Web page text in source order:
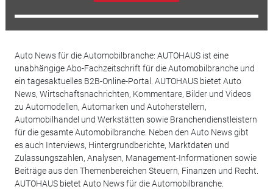
Auto News für die Automobilbranche: AUTOHAUS ist eine
unabhängige Abo-Fachzeitschrift für die Automobilbranche und
ein tagesaktuelles B2B-Online-Portal. AUTOHAUS bietet Auto
News, Wirtschaftsnachrichten, Kommentare, Bilder und Videos
zu Automodellen, Automarken und Autoherstellern,
Automobilhandel und Werkstätten sowie Branchendienstleistern
für die gesamte Automobilbranche. Neben den Auto News gibt
es auch Interviews, Hintergrundberichte, Marktdaten und
Zulassungszahlen, Analysen, Management-Informationen sowie
Beiträge aus den Themenbereichen Steuern, Finanzen und Recht.
AUTOHAUS bietet Auto News für die Automobilbranche.